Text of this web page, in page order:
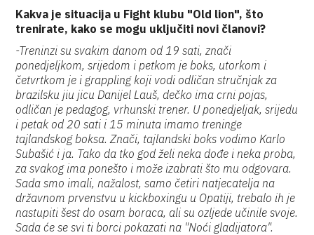
Kakva je situacija u Fight klubu "Old lion", što
trenirate, kako se mogu uključiti novi članovi?
-Treninzi su svakim danom od 19 sati, znači
ponedjeljkom, srijedom i petkom je boks, utorkom i
četvrtkom je i grappling koji vodi odličan stručnjak za
brazilsku jiu jicu Danijel Lauš, dečko ima crni pojas,
odličan je pedagog, vrhunski trener. U ponedjeljak, srijedu
i petak od 20 sati i 15 minuta imamo treninge
tajlandskog boksa. Znači, tajlandski boks vodimo Karlo
Subašić i ja. Tako da tko god želi neka dođe i neka proba,
za svakog ima ponešto i može izabrati što mu odgovara.
Sada smo imali, nažalost, samo četiri natjecatelja na
državnom prvenstvu u kickboxingu u Opatiji, trebalo ih je
nastupiti šest do osam boraca, ali su ozljede učinile svoje.
Sada će se svi ti borci pokazati na "Noći gladijatora".